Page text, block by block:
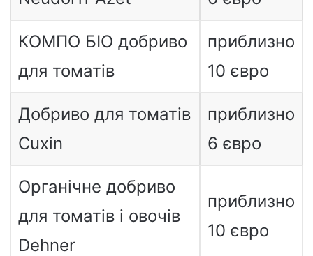
КОМПО БІО добриво
для томатів
приблизно
10 євро
Добриво для томатів
Cuxin
приблизно
6 євро
Органічне добриво
для томатів і овочів
Dehner
приблизно
10 євро